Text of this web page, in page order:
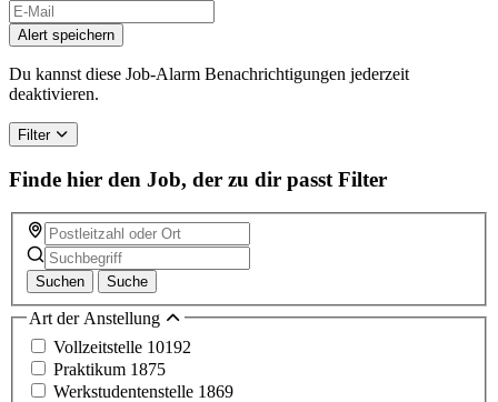
Alert speichern
Du kannst diese Job-Alarm Benachrichtigungen jederzeit
deaktivieren.
Filter
Finde hier den Job, der zu dir passt Filter
Suchen Suche
Art der Anstellung
Vollzeitstelle 10192
Praktikum 1875
Werkstudentenstelle 1869